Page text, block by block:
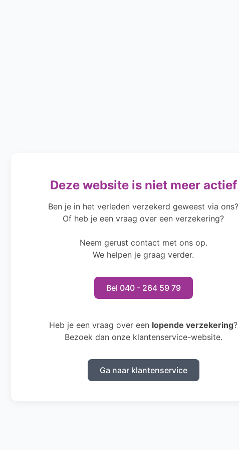
Deze website is niet meer actief
Ben je in het verleden verzekerd geweest via ons?
Of heb je een vraag over een verzekering?
Neem gerust contact met ons op.
We helpen je graag verder.
Bel 040 - 264 59 79
Heb je een vraag over een lopende verzekering?
Bezoek dan onze klantenservice-website.
Ga naar klantenservice